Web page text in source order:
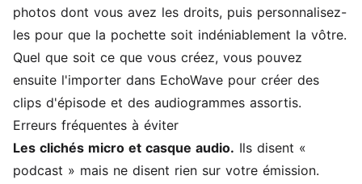
photos dont vous avez les droits, puis personnalisez-
les pour que la pochette soit indéniablement la vôtre.
Quel que soit ce que vous créez, vous pouvez
ensuite l'importer dans EchoWave pour créer des
clips d'épisode et des audiogrammes assortis.
Erreurs fréquentes à éviter
Les clichés micro et casque audio. Ils disent «
podcast » mais ne disent rien sur votre émission.